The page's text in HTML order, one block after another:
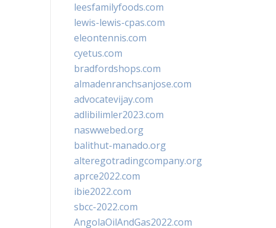
leesfamilyfoods.com
lewis-lewis-cpas.com
eleontennis.com
cyetus.com
bradfordshops.com
almadenranchsanjose.com
advocatevijay.com
adlibilimler2023.com
naswwebed.org
balithut-manado.org
alteregotradingcompany.org
aprce2022.com
ibie2022.com
sbcc-2022.com
AngolaOilAndGas2022.com